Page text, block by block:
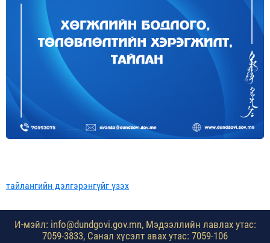
тайлангийн дэлгэрэнгүйг үзэх
И-мэйл: info@dundgovi.gov.mn, Мэдээллийн лавлах утас:
7059-3833, Санал хүсэлт авах утас: 7059-106